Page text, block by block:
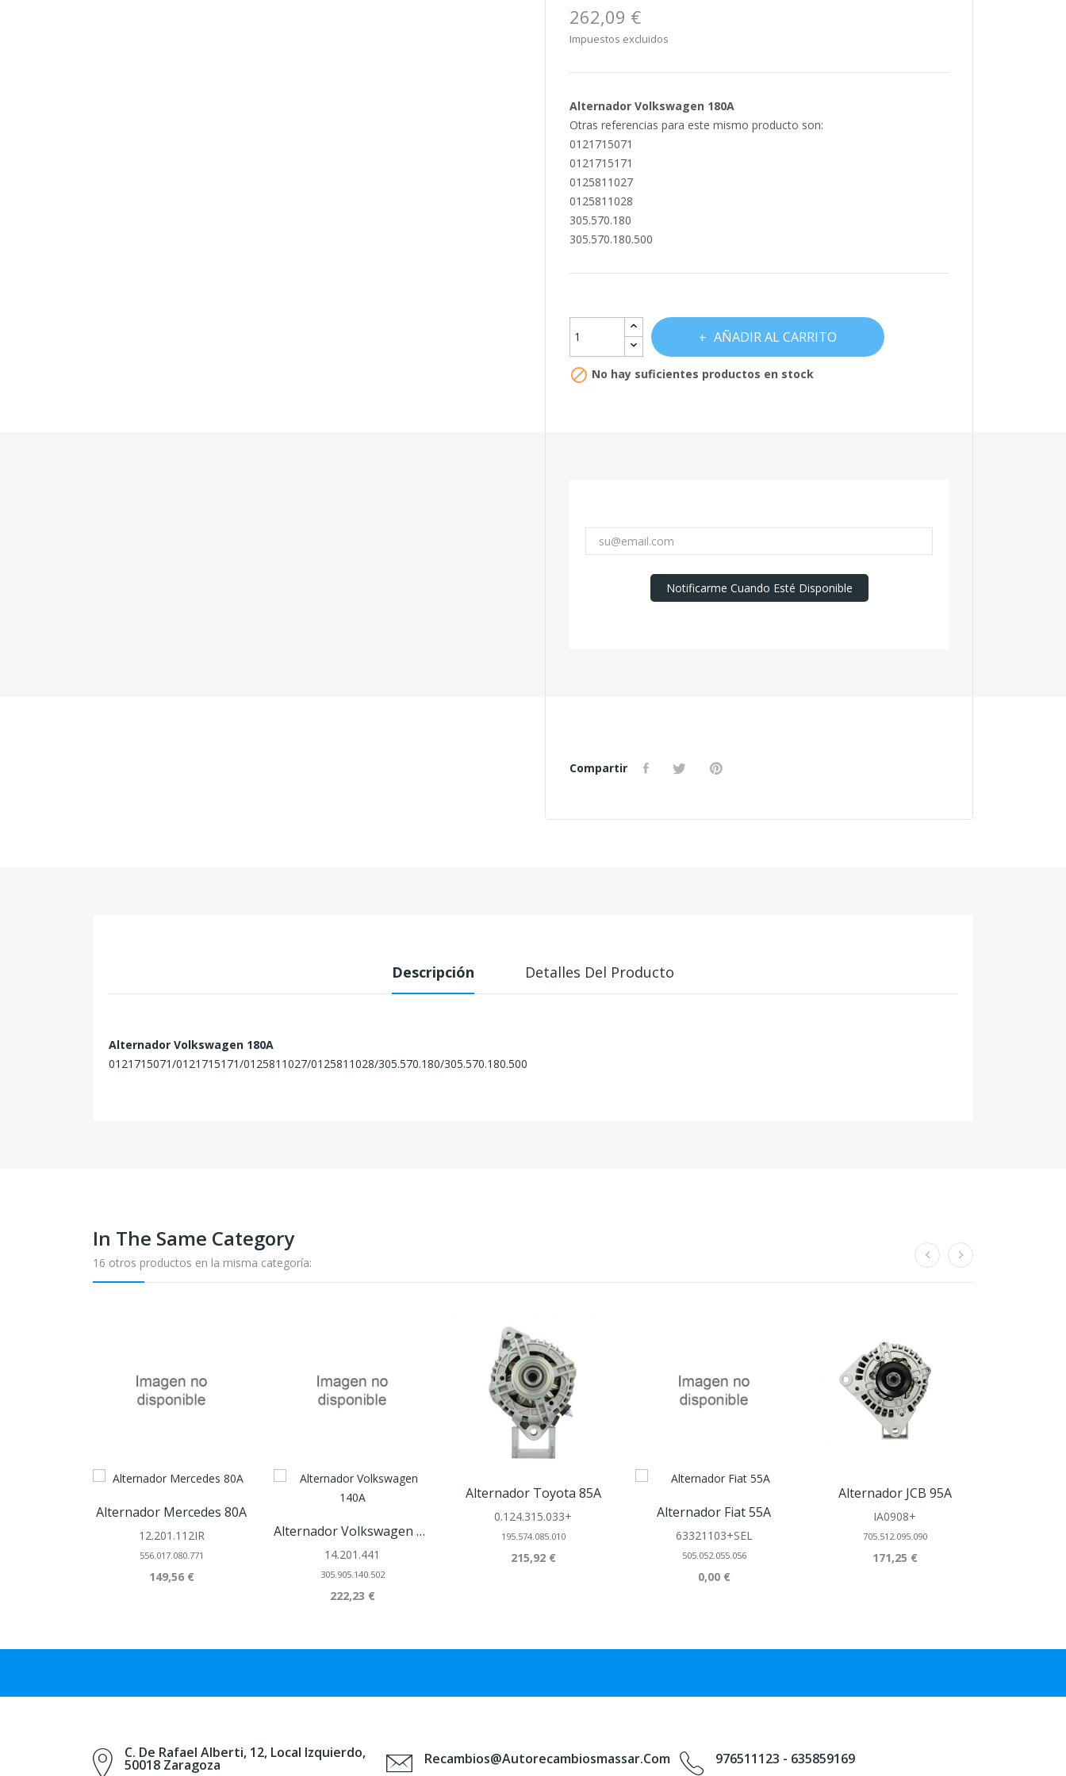
262,09 €
Impuestos excluidos
Alternador Volkswagen 180A
Otras referencias para este mismo producto son:
0121715071
0121715171
0125811027
0125811028
305.570.180
305.570.180.500
AÑADIR AL CARRITO
 No hay suficientes productos en stock
Notificarme Cuando Esté Disponible
Compartir
Descripción Detalles Del Producto
Alternador Volkswagen 180A
0121715071/0121715171/0125811027/0125811028/305.570.180/305.570.180.500
In The Same Category
16 otros productos en la misma categoría:
Alternador Mercedes 80A
12.201.112IR
556.017.080.771
149,56 €
Alternador Volkswagen 140A
14.201.441
305.905.140.502
222,23 €
Alternador Toyota 85A
0.124.315.033+
195.574.085.010
215,92 €
Alternador Fiat 55A
63321103+SEL
505.052.055.056
0,00 €
Alternador JCB 95A
IA0908+
705.512.095.090
171,25 €
C. De Rafael Alberti, 12, Local Izquierdo,
50018 Zaragoza Recambios@autorecambiosmassar.com 976511123 - 635859169